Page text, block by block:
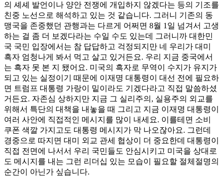
의 셰셰 발언이나 양안 전쟁에 개입하지 않겠다는 등의 기조를
친중 노선으로 해석하고 있는 것 같습니다. 그러니 기존의 동
맹국을 존중했던 관행과는 다르게 어쩌면 8월 1일 넘겨서 고생
하는 걸 좀 더 보겠다라는 수일 수도 있는데 그러니까 대한민
국 국민 입장에서는 참 답답하고 걱정되지만 네 우리가 대미
흑자 엄청나게 봐서 먹고 살고 있거든요. 우리 지금 중국에서
는 흑자 못 본 지 됐어요. 미국의 흑자로 무역이 수지가 유지가
되고 있는 실정이기 때문에 이재명 대통령이 대선 전에 필요하
면 트럼프 대통령 가랑이 밑이라도 기겠다라고 직접 말씀하셨
거든요. 자존심 상하지만 지금 그 실리주의, 실용주의 외교를
위해서 특단의 대책을 내놓을 때 그리고 지금 이재명 대통령이
여러 사안에 직접적인 메시지를 많이 내세요. 이를테면 소비
쿠폰 색깔 가지고도 대통령 메시지가 막 나오잖아요. 그런데
경중으로 따지면 대미 외교 관세 협상이 더 중요한데 대통령이
직접 전면에 나서서 우리 국민들도 안심시키고 미국을 상대로
도 메시지를 내는 그런 리더십 있는 모습이 필요할 절체절명의
순간이 아닌가 싶습니다.